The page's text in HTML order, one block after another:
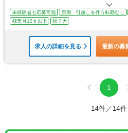
未経験者も応募可能 原則、引越しを伴う転勤なし
残業月10ｈ以下
駅チカ
求人の詳細を見る 最新の募
1
14件／14件